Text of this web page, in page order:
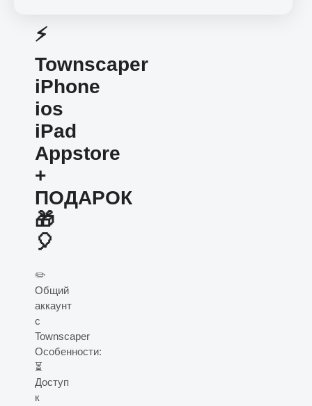
⚡️
Townscaper
iPhone
ios
iPad
Appstore
+
ПОДАРОК
🎁
🎈
✏️
Общий
аккаунт
с
Townscaper
Особенности:
⏳
Доступ
к